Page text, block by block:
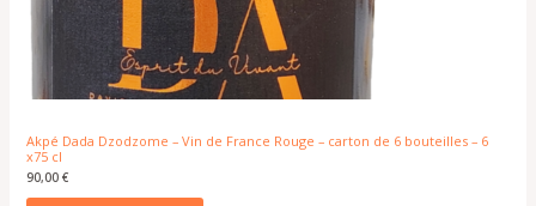
Akpé Dada Dzodzome – Vin de France Rouge – carton de 6 bouteilles – 6
x75 cl
90,00€